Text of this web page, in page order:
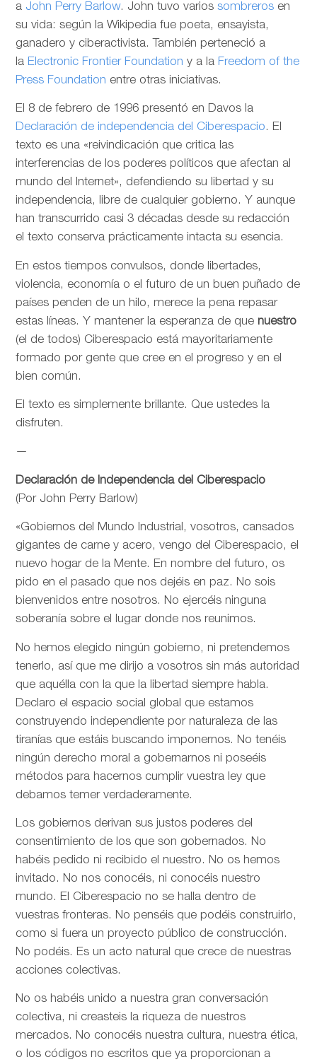
a John Perry Barlow. John tuvo variossombreros en
su vida: según la Wikipedia fue poeta, ensayista,
ganadero y ciberactivista. También perteneció a
la Electronic Frontier Foundation y a la Freedom of the
Press Foundation entre otras iniciativas.
El 8 de febrero de 1996 presentó en Davos la
Declaración de independencia del Ciberespacio. El
texto es una «reivindicación que critica las
interferencias de los poderes políticos que afectan al
mundo del Internet», defendiendo su libertad y su
independencia, libre de cualquier gobierno. Y aunque
han transcurrido casi 3 décadas desde su redacción
el texto conserva prácticamente intacta su esencia.
En estos tiempos convulsos, donde libertades,
violencia, economía o el futuro de un buen puñado de
países penden de un hilo, merece la pena repasar
estas líneas. Y mantener la esperanza de que nuestro
(el de todos) Ciberespacio está mayoritariamente
formado por gente que cree en el progreso y en el
bien común.
El texto es simplemente brillante. Que ustedes la
disfruten.
—
Declaración de Independencia del Ciberespacio
(Por John Perry Barlow)
«Gobiernos del Mundo Industrial, vosotros, cansados
gigantes de carne y acero, vengo del Ciberespacio, el
nuevo hogar de la Mente. En nombre del futuro, os
pido en el pasado que nos dejéis en paz. No sois
bienvenidos entre nosotros. No ejercéis ninguna
soberanía sobre el lugar donde nos reunimos.
No hemos elegido ningún gobierno, ni pretendemos
tenerlo, así que me dirijo a vosotros sin más autoridad
que aquélla con la que la libertad siempre habla.
Declaro el espacio social global que estamos
construyendo independiente por naturaleza de las
tiranías que estáis buscando imponernos. No tenéis
ningún derecho moral a gobernarnos ni poseéis
métodos para hacernos cumplir vuestra ley que
debamos temer verdaderamente.
Los gobiernos derivan sus justos poderes del
consentimiento de los que son gobernados. No
habéis pedido ni recibido el nuestro. No os hemos
invitado. No nos conocéis, ni conocéis nuestro
mundo. El Ciberespacio no se halla dentro de
vuestras fronteras. No penséis que podéis construirlo,
como si fuera un proyecto público de construcción.
No podéis. Es un acto natural que crece de nuestras
acciones colectivas.
No os habéis unido a nuestra gran conversación
colectiva, ni creasteis la riqueza de nuestros
mercados. No conocéis nuestra cultura, nuestra ética,
o los códigos no escritos que ya proporcionan a